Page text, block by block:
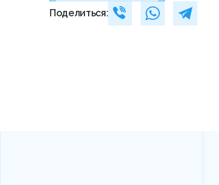
Поделиться: